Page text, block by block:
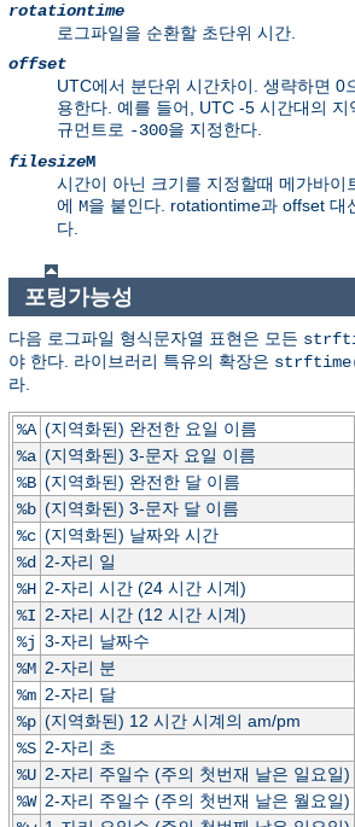
rotationtime
로그파일을 순환할 초단위 시간.
offset
UTC에서 분단위 시간차이. 생략하면 0
용한다. 예를 들어, UTC -5 시간대의
규먼트로 -300을 지정한다.
filesizeM
시간이 아닌 크기를 지정할때 메가바이
에 M을 붙인다. rotationtime과 offset 대
다.
포팅가능성
다음 로그파일 형식문자열 표현은 모든
야 한다. 라이브러리 특유의 확장은
라.
%A (지역화된) 완전한 요일 이름
%a (지역화된) 3-문자 요일 이름
%B (지역화된) 완전한 달 이름
%b (지역화된) 3-문자 달 이름
%c (지역화된) 날짜와 시간
%d 2-자리 일
%H 2-자리 시간 (24 시간 시계)
%I 2-자리 시간 (12 시간 시계)
%j 3-자리 날짜수
%M 2-자리 분
%m 2-자리 달
%p (지역화된) 12 시간 시계의 am/pm
%S 2-자리 초
%U 2-자리 주일수 (주의 첫번재 날은 일요일)
%W 2-자리 주일수 (주의 첫번재 날은 월요일)